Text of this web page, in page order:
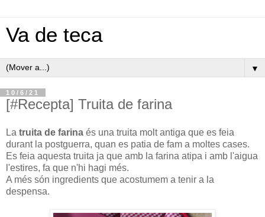
Va de teca
▼
10/6/21
[#Recepta] Truita de farina
La truita de farina és una truita molt antiga que es feia
durant la postguerra, quan es patia de fam a moltes cases.
Es feia aquesta truita ja que amb la farina atipa i amb l'aigua
l'estires, fa que n'hi hagi més.
A més són ingredients que acostumem a tenir a la
despensa.